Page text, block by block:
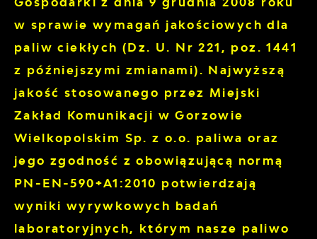
w sprawie wymagań jakościowych dla
paliw ciekłych (Dz. U. Nr 221, poz. 1441
z późniejszymi zmianami). Najwyższą
jakość stosowanego przez Miejski
Zakład Komunikacji w Gorzowie
Wielkopolskim Sp. z o.o. paliwa oraz
jego zgodność z obowiązującą normą
PN-EN-590+A1:2010 potwierdzają
wyniki wyrywkowych badań
laboratoryjnych, którym nasze paliwo